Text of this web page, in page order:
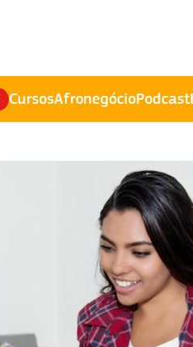
CursosAfronegócioPodcast